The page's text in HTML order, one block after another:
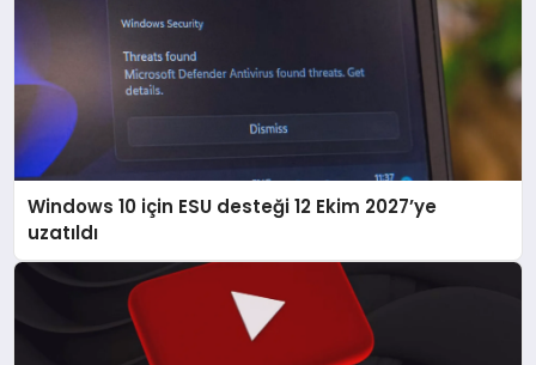
Windows 10 için ESU desteği 12 Ekim 2027’ye
uzatıldı